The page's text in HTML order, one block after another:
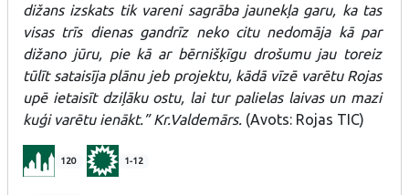
dižans izskats tik vareni sagrāba jaunekļa garu, ka tas
visas trīs dienas gandrīz neko citu nedomāja kā par
dižano jūru, pie kā ar bērnišķīgu drošumu jau toreiz
tūlīt sataisīja plānu jeb projektu, kādā vīzē varētu Rojas
upē ietaisīt dziļāku ostu, lai tur palielas laivas un mazi
kuģi varētu ienākt.” Kr.Valdemārs. (Avots: Rojas TIC)
120 1-12